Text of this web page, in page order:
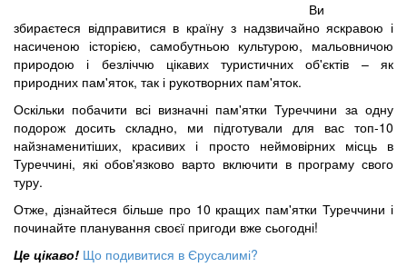
Ви
збираєтеся відправитися в країну з надзвичайно яскравою і
насиченою історією, самобутньою культурою, мальовничою
природою і безліччю цікавих туристичних об'єктів – як
природних пам'яток, так і рукотворних пам'яток.
Оскільки побачити всі визначні пам'ятки Туреччини за одну
подорож досить складно, ми підготували для вас топ-10
найзнаменитіших, красивих і просто неймовірних місць в
Туреччині, які обов'язково варто включити в програму свого
туру.
Отже, дізнайтеся більше про 10 кращих пам'ятки Туреччини і
починайте планування своєї пригоди вже сьогодні!
Це цікаво! Що подивитися в Єрусалимі?